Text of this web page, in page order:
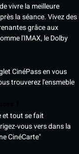
vivre la meilleure
la séance. Vivez des
grâce aux
l'IMAX, le Dolby
CinéPass en vous
trouverez l'ensmeble
et tout se fait
vous vers dans la
CinéCarte"